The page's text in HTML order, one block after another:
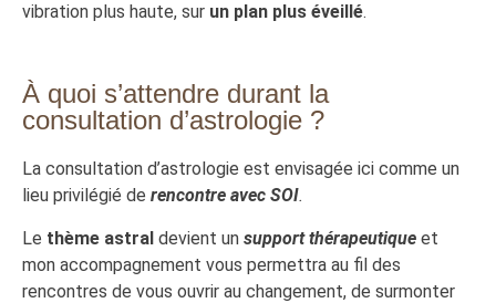
vibration plus haute, sur un plan plus éveillé.
À quoi s’attendre durant la
consultation d’astrologie ?
La consultation d’astrologie est envisagée ici comme un
lieu privilégié de rencontre avec SOI.
Le thème astral devient un support thérapeutique et
mon accompagnement vous permettra au fil des
rencontres de vous ouvrir au changement, de surmonter